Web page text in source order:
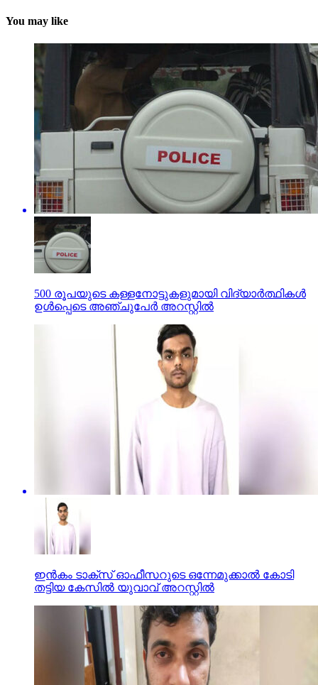
You may like
500 രൂപയുടെ കള്ളനോട്ടുകളുമായി വിദ്യാര്‍ത്ഥികള്‍
ഉള്‍പ്പെടെ അഞ്ചുപേര്‍ അറസ്റ്റില്‍
ഇന്‍കം ടാക്സ് ഓഫീസറുടെ ഒന്നേമുക്കാല്‍ കോടി
തട്ടിയ കേസില്‍ യുവാവ് അറസ്റ്റില്‍